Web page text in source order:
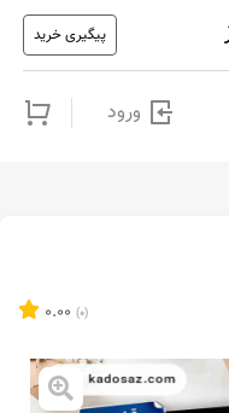
پیگیری خرید
ورود
0.00 (0)